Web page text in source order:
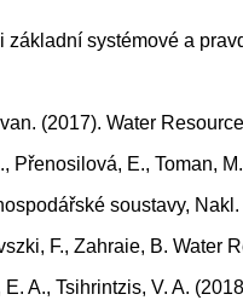
základní systémové a
(2017). Water
Přenosilová, E., Toman,
soustavy,
F., Zahraie, B. Water
A., Tsihrintzis, V. A.